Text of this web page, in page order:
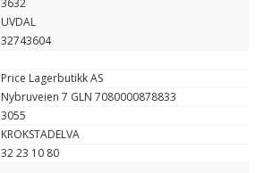
3632
UVDAL
32743604
Price Lagerbutikk AS
Nybruveien 7 GLN 7080000878833
3055
KROKSTADELVA
32 23 10 80